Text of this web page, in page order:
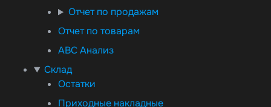
Отчет по продажам
Отчет по товарам
ABC Анализ
Склад
Остатки
Приходные накладные